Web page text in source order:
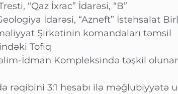
“Qaz İxrac” İdarəsi, “B”
İdarəsi, “Azneft” İstehsalat
Şirkətinin komandaları təmsil
Tofiq
İdman Kompleksində təşkil olunan
rəqibini 3:1 hesabı ilə məğlubiyyətə